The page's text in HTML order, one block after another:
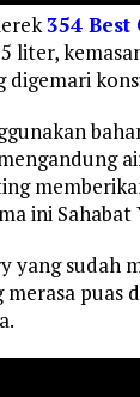
354
liter,
digemari
ini Sahabat
yang sudah
puas